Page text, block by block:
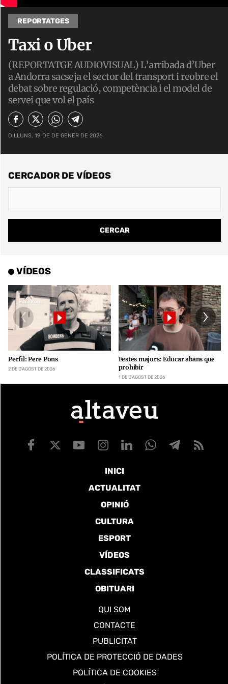
REPORTATGES
Taxi o Uber
(REPORTATGE AUDIOVISUAL) L’arribada d’Uber
a Andorra sacseja el sector del transport i reobre el
debat sobre regulació, competència i el model de
servei que vol el país
DILLUNS, 19 DE DE GENER DE 2026
CERCADOR DE VÍDEOS
VÍDEOS
Perfil: Pere Pons
2 DE D’AGOST DE 2026
Festes majors: Educar abans que
prohibir
1 DE D’AGOST DE 2026
INICI
ACTUALITAT
OPINIÓ
CULTURA
ESPORT
VÍDEOS
CLASSIFICATS
OBITUARI
QUI SOM
CONTACTE
PUBLICITAT
POLÍTICA DE PROTECCIÓ DE DADES
POLÍTICA DE COOKIES